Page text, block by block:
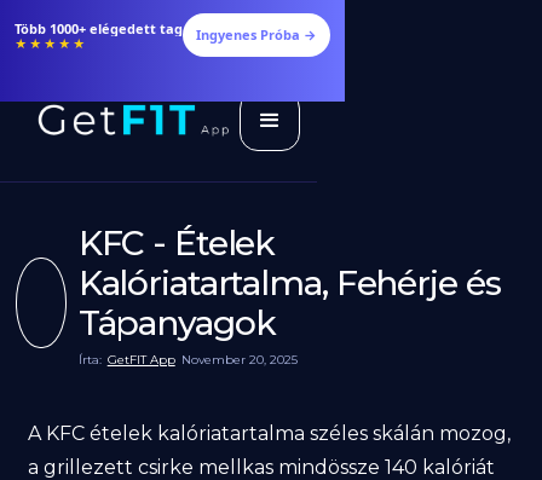
Étrendek, receptek és edzéstervek
★★★★★ Ingyenes Próba →
KFC - Ételek
Kalóriatartalma, Fehérje és
Tápanyagok
Írta: GetFIT App November 20, 2025
A KFC ételek kalóriatartalma széles skálán mozog,
a grillezett csirke mellkas mindössze 140 kalóriát